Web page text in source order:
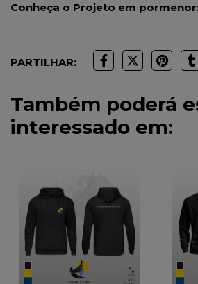
Conheça o Projeto em
PARTILHAR:
Também poderá
interessado em: